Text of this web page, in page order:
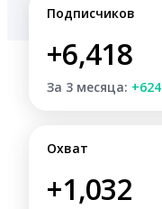
Подписчиков
+6,418
За 3 месяца: +624
Охват
+1,032